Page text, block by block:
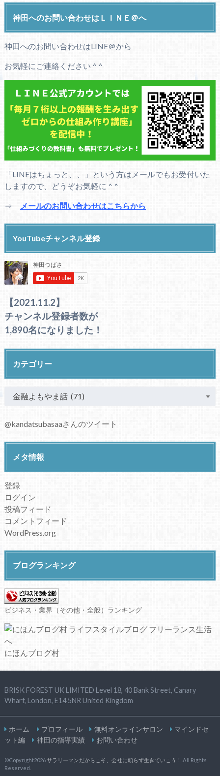
神田へのお問い合わせはＬＩＮＥ＠へ
神田へのお問い合わせはLINE＠から
お気軽にご連絡ください ^ ^
「LINEはちょっと、、」という方はメールでもお受付いた
しますので、どうぞお気軽に ^ ^
⇒ メールのお問い合わせはこちらから
YouTubeチャンネル登録
【2021.11.2】
チャンネル登録者数が
1,890名になりました！
カテゴリー
@kandatsubasaaさんのツイート
メタ情報
登録
ログイン
投稿フィード
コメントフィード
WordPress.org
ブログランキング
ビジネス・業界（その他・全般）ランキング
にほんブログ村
BRISK FOREST UK LIMITED Level 18, 40 Bank Street, Canary
Wharf, London, E14 5NR United Kingdom
ホーム プロフィール 無料オンラインサロン
マインドセ
ット編
神田の指導実績 お問い合わせ
©Copyright2026 サラリーマンだからこそ、会社に頼らず生きていこう！ .All Rights
Reserved.